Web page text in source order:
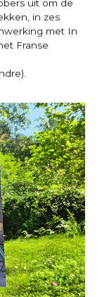
uit om de
in zes
met In
Franse